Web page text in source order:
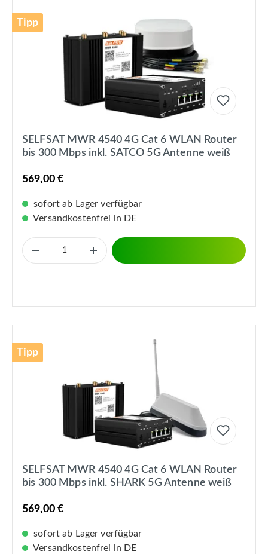
Tipp
SELFSAT MWR 4540 4G Cat 6 WLAN Router
bis 300 Mbps inkl. SATCO 5G Antenne weiß
569,00 €
sofort ab Lager verfügbar
Versandkostenfrei in DE
Tipp
SELFSAT MWR 4540 4G Cat 6 WLAN Router
bis 300 Mbps inkl. SHARK 5G Antenne weiß
569,00 €
sofort ab Lager verfügbar
Versandkostenfrei in DE